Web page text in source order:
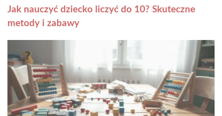
Jak nauczyć dziecko liczyć do 10? Skuteczne
metody i zabawy